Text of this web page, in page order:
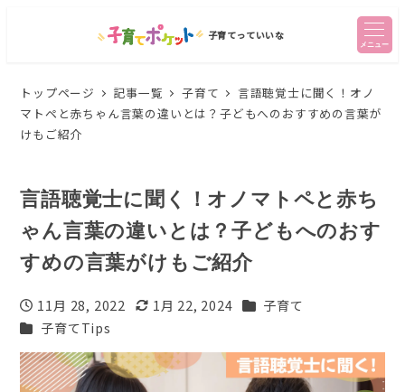
子育てっていいな
メニュー
トップページ 記事一覧 子育て
言語聴覚士に聞く！オノ
マトペと赤ちゃん言葉の違いとは？子どもへのおすすめの言葉が
けもご紹介
言語聴覚士に聞く！オノマトペと赤ち
ゃん言葉の違いとは？子どもへのおす
すめの言葉がけもご紹介
投稿日
11月 28, 2022
更新日
1月 22, 2024 カテゴリー
子育て
カテゴリー
子育てTips